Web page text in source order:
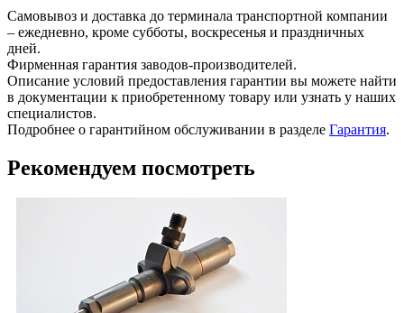
Самовывоз и доставка до терминала транспортной компании
– ежедневно, кроме субботы, воскресенья и праздничных
дней.
Фирменная гарантия заводов-производителей.
Описание условий предоставления гарантии вы можете найти
в документации к приобретенному товару или узнать у наших
специалистов.
Подробнее о гарантийном обслуживании в разделе Гарантия.
Рекомендуем посмотреть